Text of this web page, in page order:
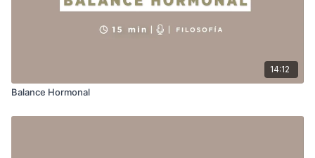
14:12
Balance Hormonal